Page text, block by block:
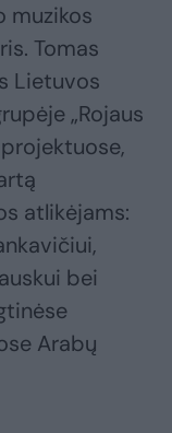
muzikos
Tomas
Lietuvos
„Rojaus
atlikėjams:
bei
Arabų